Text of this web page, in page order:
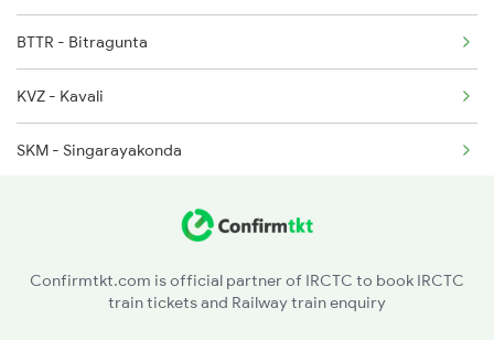
2727 Vskp Sc Sf Spl
2728 Hyb Vskp Spl
2739 Garib Rath Spl
BTTR - Bitragunta
KVZ - Kavali
SKM - Singarayakonda
ANB - Ammanabrolu
Confirmtkt.com is official partner of IRCTC to book IRCTC
train tickets and Railway train enquiry